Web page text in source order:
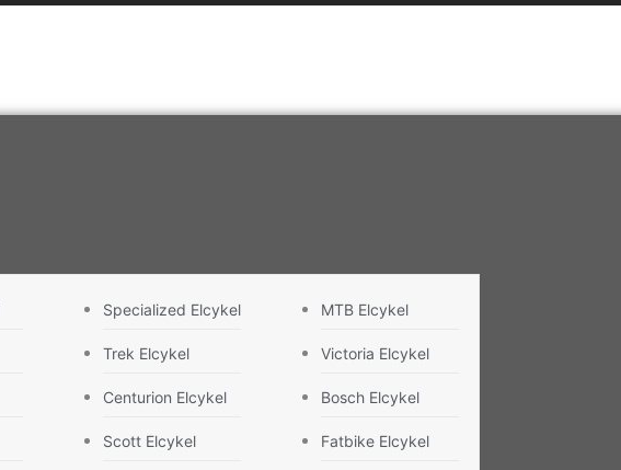
Specialized Elcykel
Trek Elcykel
Centurion Elcykel
Scott Elcykel
MTB Elcykel
Victoria Elcykel
Bosch Elcykel
Fatbike Elcykel